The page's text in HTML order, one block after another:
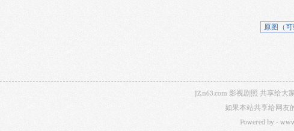
原图（可
JZ.n63.com 影视剧照 共享给
如果本站共享给网友
Powered by -